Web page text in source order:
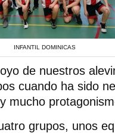
INFANTIL DOMINICAS
de nuestros
cuando ha sido
mucho
grupos, unos